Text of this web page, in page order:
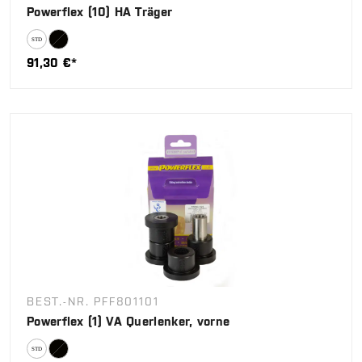
Powerflex (10) HA Träger
91,30 €*
BEST.-NR. PFF801101
Powerflex (1) VA Querlenker, vorne